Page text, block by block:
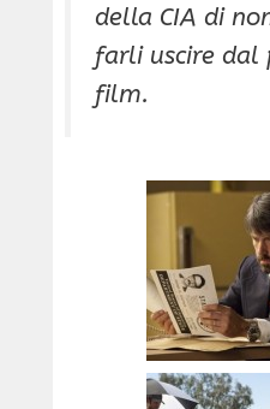
della CIA di
farli uscire dal
film.